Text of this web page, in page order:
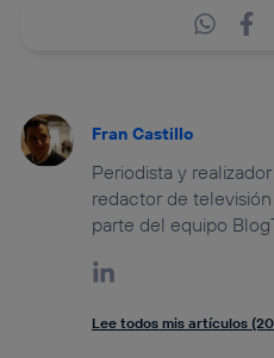
Fran Castillo
Periodista y
redactor de
parte del equipo
Lee todos mis artículos